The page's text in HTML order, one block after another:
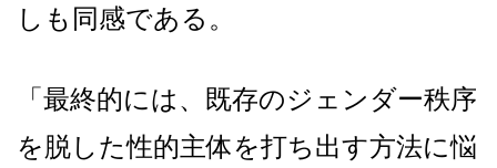
しも同感である。
「最終的には、既存のジェンダー秩序
を脱した性的主体を打ち出す方法に悩